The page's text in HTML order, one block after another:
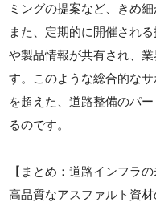
ミングの提案など、きめ
また、定期的に開催され
や製品情報が共有され、
す。このような総合的な
を超えた、道路整備のパ
るのです。
【まとめ：道路インフラ
高品質なアスファルト資